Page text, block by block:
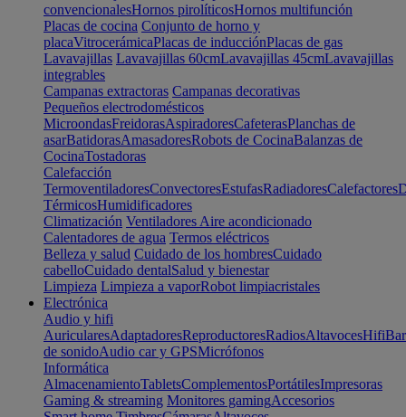
convencionalesHornos pirolíticosHornos multifunción
Placas de cocina Conjunto de horno y
placaVitrocerámicaPlacas de inducciónPlacas de gas
Lavavajillas Lavavajillas 60cmLavavajillas 45cmLavavajillas
integrables
Campanas extractoras Campanas decorativas
Pequeños electrodomésticos
MicroondasFreidorasAspiradoresCafeterasPlanchas de
asarBatidorasAmasadoresRobots de CocinaBalanzas de
CocinaTostadoras
Calefacción
TermoventiladoresConvectoresEstufasRadiadoresCalefactores
TérmicosHumidificadores
Climatización Ventiladores Aire acondicionado
Calentadores de agua Termos eléctricos
Belleza y salud Cuidado de los hombresCuidado
cabelloCuidado dentalSalud y bienestar
Limpieza Limpieza a vaporRobot limpiacristales
Electrónica
Audio y hifi
AuricularesAdaptadoresReproductoresRadiosAltavocesHifi
de sonidoAudio car y GPSMicrófonos
Informática
AlmacenamientoTabletsComplementosPortátilesImpresoras
Gaming & streaming Monitores gamingAccesorios